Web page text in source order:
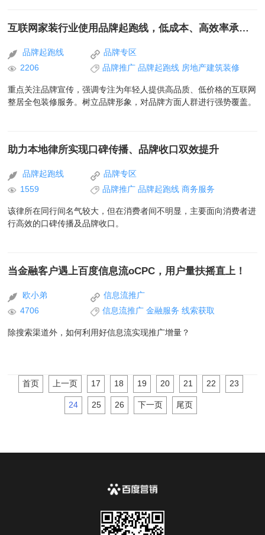
互联网家装行业使用品牌起跑线，低成本、高效率承接品牌流量
品牌起跑线
品牌专区
2206
品牌推广 品牌起跑线 房地产建筑装修
重点关注品牌宣传，强调专注为年轻人提供高品质、低价格的互联网
整居全包装修服务。树立品牌形象，对品牌方面人群进行强势覆盖。
助力本地律所实现口碑传播、品牌收口双效提升
品牌起跑线
品牌专区
1559
品牌推广 品牌起跑线 商务服务
该律所在同行间名气较大，但在消费者间不明显，主要面向消费者进
行高效的口碑传播及品牌收口。
当金融客户遇上百度信息流oCPC，用户量扶摇直上！
欧小弟
信息流推广
4706
信息流推广 金融服务 线索获取
除搜索渠道外，如何利用好信息流实现推广增量？
首页 上一页 17 18 19 20 21 22 23
24 25 26 下一页 尾页